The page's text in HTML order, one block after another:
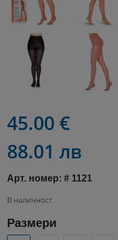
45.00 €
88.01 лв
Арт. номер: # 1121
В наличност
Размери